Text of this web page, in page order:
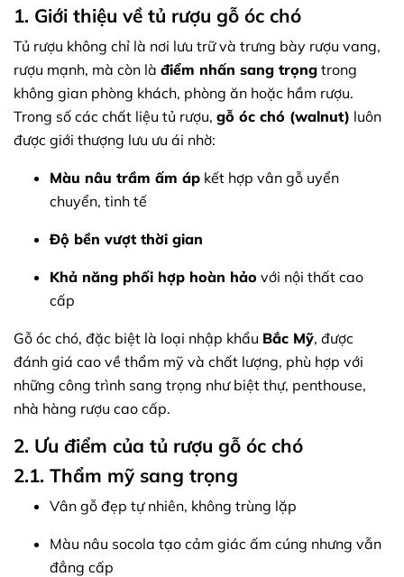
1. Giới thiệu về tủ rượu gỗ óc chó
Tủ rượu không chỉ là nơi lưu trữ và trưng bày rượu vang,
rượu mạnh, mà còn là điểm nhấn sang trọng trong
không gian phòng khách, phòng ăn hoặc hầm rượu.
Trong số các chất liệu tủ rượu, gỗ óc chó (walnut) luôn
được giới thượng lưu ưu ái nhờ:
Màu nâu trầm ấm áp kết hợp vân gỗ uyển
chuyển, tinh tế
Độ bền vượt thời gian
Khả năng phối hợp hoàn hảo với nội thất cao
cấp
Gỗ óc chó, đặc biệt là loại nhập khẩu Bắc Mỹ, được
đánh giá cao về thẩm mỹ và chất lượng, phù hợp với
những công trình sang trọng như biệt thự, penthouse,
nhà hàng rượu cao cấp.
2. Ưu điểm của tủ rượu gỗ óc chó
2.1. Thẩm mỹ sang trọng
Vân gỗ đẹp tự nhiên, không trùng lặp
Màu nâu socola tạo cảm giác ấm cúng nhưng vẫn
đẳng cấp